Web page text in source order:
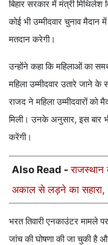
बिहार सरकार में मंत्री मिथिलेश
कोई भी उम्मीदवार चुनाव
मतदान करेगी।
उन्होंने कहा कि महिलाओं का
महिला उम्मीदवार उतारे जाने के
राजद ने महिला उम्मीदवारों को
मिली। उनके अनुसार, इस बार
करेंगी।
Also Read -राजस्थान
अकाल से लड़ने का सहारा,
भरत तिवारी एनकाउंटर मामले पर
जांच की घोषणा की जा चुकी है